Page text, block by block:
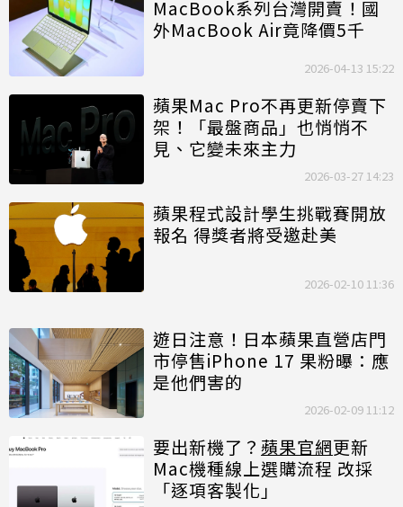
MacBook系列台灣開賣！國
外MacBook Air竟降價5千
2026-04-13 15:22
蘋果Mac Pro不再更新停賣下
架！「最盤商品」也悄悄不
見、它變未來主力
2026-03-27 14:23
蘋果程式設計學生挑戰賽開放
報名 得獎者將受邀赴美
2026-02-10 11:36
遊日注意！日本蘋果直營店門
市停售iPhone 17 果粉曝：應
是他們害的
2026-02-09 11:12
要出新機了？ 蘋果官網更新
Mac機種線上選購流程 改採
「逐項客製化」